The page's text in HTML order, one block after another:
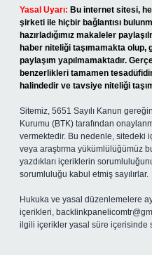
Yasal Uyarı: Bu internet sitesi,
şirketi ile hiçbir bağlantısı
hazırladığımız makaleler
haber niteliği taşımamakta
paylaşım yapılmamaktadır.
benzerlikleri tamamen
halindedir ve tavsiye niteliği
Sitemiz, 5651 Sayılı Kanun
Kurumu (BTK) tarafından
vermektedir. Bu nedenle, sitedeki
veya araştırma yükümlülüğümüz
yazdıkları içeriklerin
sorumluluğu kabul etmiş sayılırlar.
Hukuka ve yasal düzenlemelere
içerikleri,
ilgili içerikler yasal süre içerisinde